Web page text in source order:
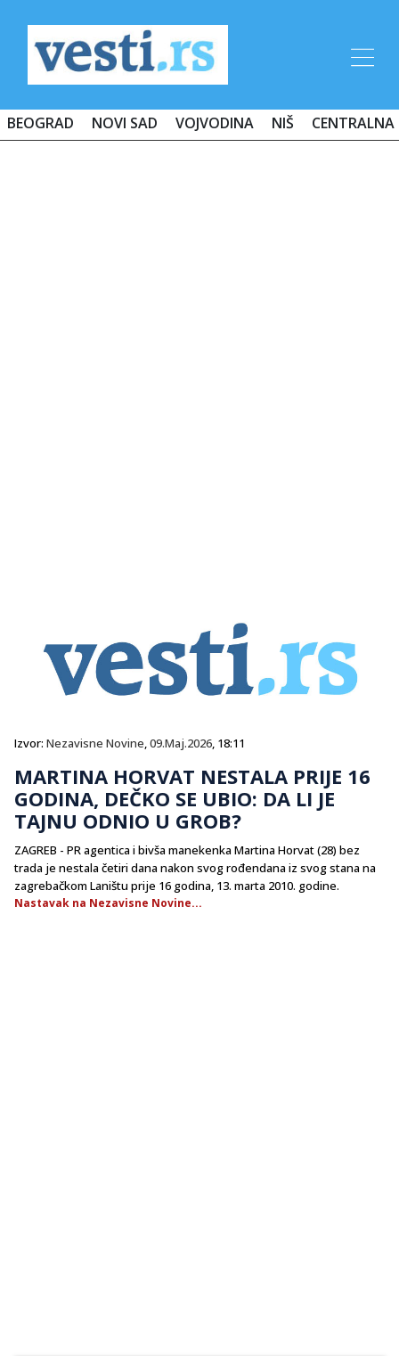
BEOGRAD NOVI SAD VOJVODINA NIŠ CENTRALNA
Izvor: Nezavisne Novine,09.Maj.2026, 18:11
MARTINA HORVAT NESTALA PRIJE 16
GODINA, DEČKO SE UBIO: DA LI JE
TAJNU ODNIO U GROB?
ZAGREB - PR agentica i bivša manekenka Martina Horvat (28) bez
trada je nestala četiri dana nakon svog rođendana iz svog stana na
zagrebačkom Laništu prije 16 godina, 13. marta 2010. godine.
Nastavak na Nezavisne Novine...